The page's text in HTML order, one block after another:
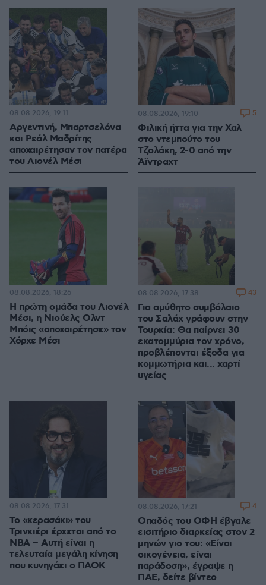
Αργεντινή, Μπαρτσελόνα
και Ρεάλ Μαδρίτης
αποχαιρέτησαν τον πατέρα
του Λιονέλ Μέσι
08.08.2026, 19:11
Φιλική ήττα για την Χαλ
στο ντεμπούτο του
Τζολάκη, 2-0 από την
Άϊντραχτ
08.08.2026, 19:10 5
Η πρώτη ομάδα του Λιονέλ
Μέσι, η Νιούελς Ολντ
Μπόις «αποχαιρέτησε» τον
Χόρχε Μέσι
08.08.2026, 18:26
Για αμύθητο συμβόλαιο
του Σαλάχ γράφουν στην
Τουρκία: Θα παίρνει 30
εκατομμύρια τον χρόνο,
προβλέπονται έξοδα για
κομμωτήρια και... χαρτί
υγείας
08.08.2026, 17:38 43
Το «κερασάκι» του
Τρινκιέρι έρχεται από το
NBA – Αυτή είναι η
τελευταία μεγάλη κίνηση
που κυνηγάει ο ΠΑΟΚ
08.08.2026, 17:31
Οπαδός του ΟΦΗ έβγαλε
εισιτήριο διαρκείας στον 2
μηνών γιο του: «Είναι
οικογένεια, είναι
παράδοση», έγραψε η
ΠΑΕ, δείτε βίντεο
08.08.2026, 17:21 4